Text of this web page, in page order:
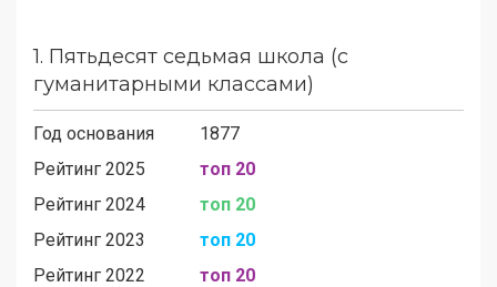
1. Пятьдесят седьмая школа (с
гуманитарными классами)
Год основания
1877
Рейтинг 2025
топ 20
Рейтинг 2024
топ 20
Рейтинг 2023
топ 20
Рейтинг 2022
топ 20